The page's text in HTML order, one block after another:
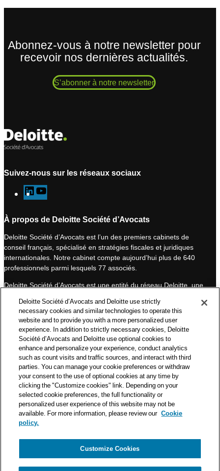
Abonnez-vous à notre newsletter pour
recevoir nos dernières actualités.
S’abonner à notre newsletter
Suivez-nous sur les réseaux sociaux
L
i
k
e
d
I
n
o
T
u
b
e
À propos de Deloitte Société d’Avocats
Deloitte Société d’Avocats est l’un des premiers cabinets de
conseil français, spécialisé en stratégies fiscales et juridiques
internationales. Notre cabinet compte aujourd’hui plus de 640
professionnels parmi lesquels 77 associés.
Deloitte Société d’Avocats est une entité du réseau Deloitte, une
professionnels et à ce titre, travaille avec les 50 000 fiscalistes
et juristes de Deloitte situés dans 150 pays.
Les informations contenues sur ce blog ont pour objectif
d’informer ses lecteurs de manière générale. Elles ne peuvent
en aucun cas se substituer à un conseil délivré par un
professionnel en fonction d’une situation donnée. Un soin
particulier est apporté à la rédaction de nos articles, néanmoins
Deloitte Société d’Avocats décline toute responsabilité relative
aux éventuelles erreurs et omissions qu’ils pourraient contenir.​
Politique de confidentialité
Mentions légales
Deloitte Société d’Avocats and Deloitte use strictly
necessary cookies and similar technologies to operate this
website and to provide you with a more personalized user
experience. In addition to strictly necessary cookies, Deloitte
Société d’Avocats and Deloitte use optional cookies to
enhance and personalize your experience, conduct analytics
such as count visits and traffic sources, and interact with third
parties. You can manage your cookie preferences or withdraw
your consent to the use of optional cookies at any time by
clicking the "Customize cookies" link. Depending on your
selected cookie preferences, the full functionality or
personalized user experience of this website may not be
available. For more information, please review our Cookie
policy.
Customize Cookies